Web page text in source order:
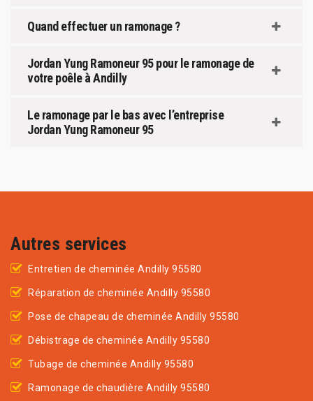
Quand effectuer un ramonage ?
Jordan Yung Ramoneur 95 pour le ramonage de
votre poêle à Andilly
Le ramonage par le bas avec l’entreprise
Jordan Yung Ramoneur 95
Autres services
Entretien de cheminée Andilly 95580
Réparation de cheminée Andilly 95580
Pose de chapeau de cheminée Andilly 95580
Débistrage de cheminée Andilly 95580
Tubage de cheminée Andilly 95580
Ramonage de chaudière Andilly 95580